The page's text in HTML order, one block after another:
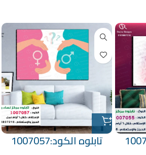
تابلوه الكود:1007057